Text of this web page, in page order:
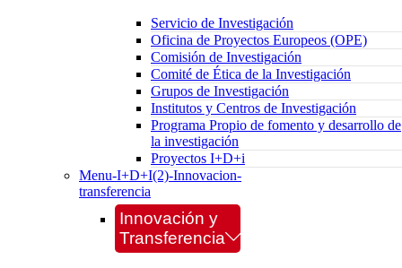
Servicio de Investigación
Oficina de Proyectos Europeos (OPE)
Comisión de Investigación
Comité de Ética de la Investigación
Grupos de Investigación
Institutos y Centros de Investigación
Programa Propio de fomento y desarrollo de
la investigación
Proyectos I+D+i
Menu-I+D+I(2)-Innovacion-
transferencia
Innovación y
Transferencia